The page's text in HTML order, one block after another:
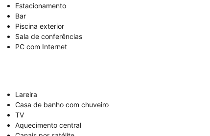
Estacionamento
Bar
Piscina exterior
Sala de conferências
PC com Internet
Lareira
Casa de banho com chuveiro
TV
Aquecimento central